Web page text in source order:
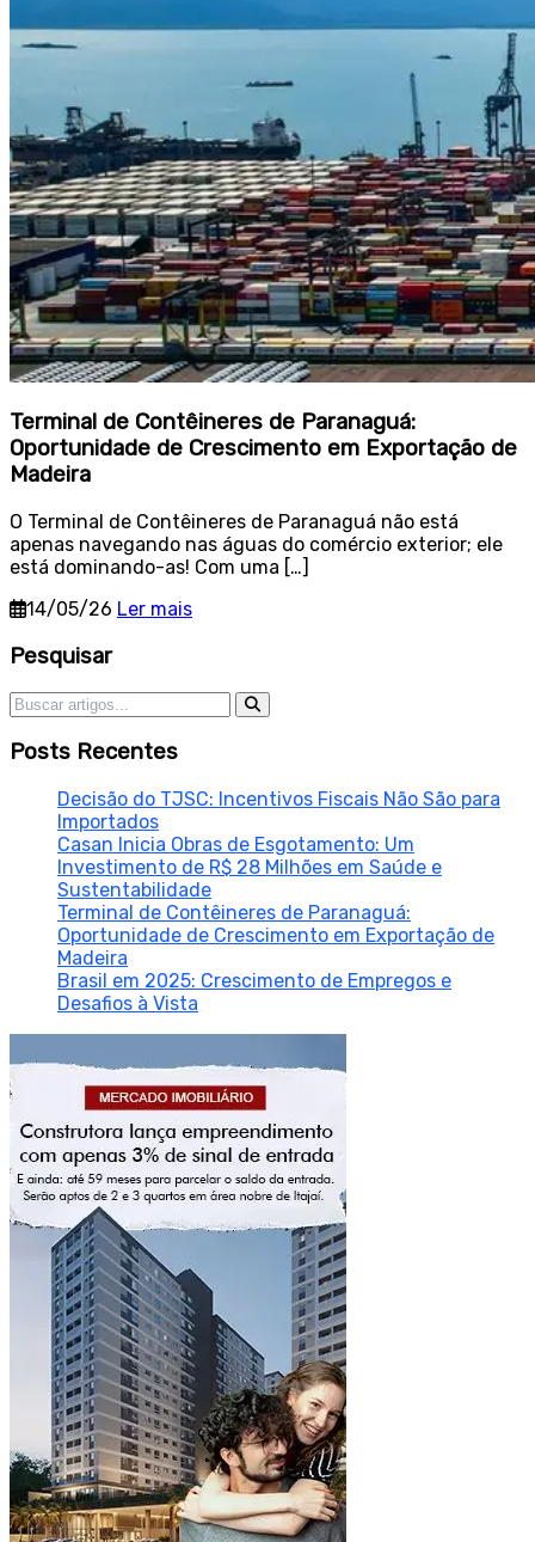
Terminal de Contêineres de Paranaguá:
Oportunidade de Crescimento em Exportação de
Madeira
O Terminal de Contêineres de Paranaguá não está
apenas navegando nas águas do comércio exterior; ele
está dominando-as! Com uma […]
14/05/26 Ler mais
Sidebar
Pesquisar
Pesquisar por:
Posts Recentes
Decisão do TJSC: Incentivos Fiscais Não São para
Importados
Casan Inicia Obras de Esgotamento: Um
Investimento de R$ 28 Milhões em Saúde e
Sustentabilidade
Terminal de Contêineres de Paranaguá:
Oportunidade de Crescimento em Exportação de
Madeira
Brasil em 2025: Crescimento de Empregos e
Desafios à Vista